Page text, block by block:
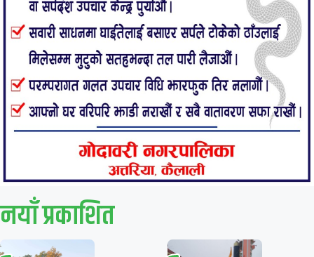
नयाँ प्रकाशित